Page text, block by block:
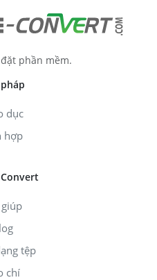
phần mềm.
dục
hợp
tệp
chí